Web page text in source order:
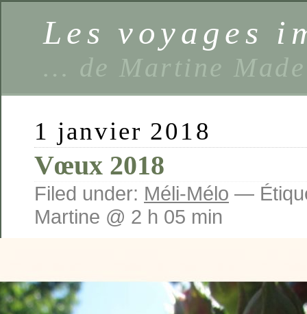
Les voyages
… de Martine
1 janvier 2018
Vœux 2018
Filed under: Méli-Mélo —
Martine @ 2 h 05 min